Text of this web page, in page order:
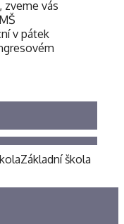
zveme vás
v pátek
Základní škola